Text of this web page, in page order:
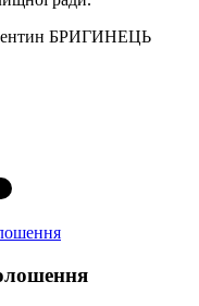
БРИГИНЕЦЬ